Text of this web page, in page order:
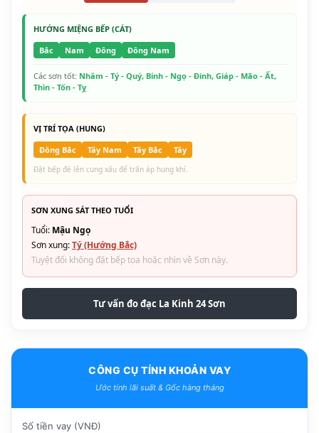
HƯỚNG MIỆNG BẾP (CÁT)
Bắc
Nam Đông Đông Nam
Các sơn tốt: Nhâm - Tý - Quý, Bính - Ngọ - Đinh, Giáp - Mão - Ất,
Thìn - Tốn - Tỵ
VỊ TRÍ TỌA (HUNG)
Đông Bắc
Tây Nam Tây Bắc Tây
Đặt bếp đè lên cung xấu để trấn áp hung khí.
SƠN XUNG SÁT THEO TUỔI
Tuổi: Mậu Ngọ
Sơn xung:Tý (Hướng Bắc)
Tuyệt đối không đặt bếp tọa hoặc nhìn về Sơn này.
Tư vấn đo đạc La Kinh 24 Sơn
CÔNG CỤ TÍNH KHOẢN VAY
Ước tính lãi suất & Gốc hàng tháng
Số tiền vay (VNĐ)